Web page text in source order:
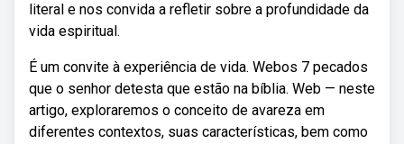
literal e nos convida a refletir sobre a profundidade da
vida espiritual.
É um convite à experiência de vida. Webos 7 pecados
que o senhor detesta que estão na bíblia. Web — neste
artigo, exploraremos o conceito de avareza em
diferentes contextos, suas características, bem como